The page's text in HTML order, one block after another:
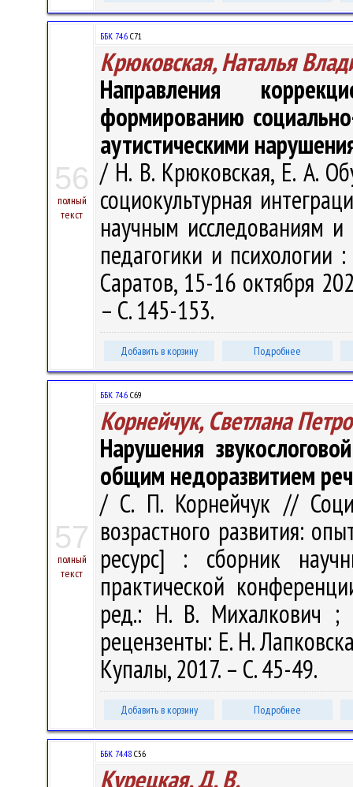
56
полный
текст
ББК 74.6 С71
Крюковская, Наталья
Направления
формированию
аутистическими
/ Н. В. Крюковская, Е. А.
социокультурная
научным исследованиям
педагогики и психологии
Саратов, 15-16 октября
– С. 145-153.
Добавить в корзину Подробнее
57
полный
текст
ББК 74.6 С69
Корнейчук, Светлана
Нарушения
общим недоразвитием
/ С. П. Корнейчук //
возрастного развития:
ресурс] : сборник
практической
ред.: Н. В. Михалкович
рецензенты: Е. Н.
Купалы, 2017. – С. 45-49.
Добавить в корзину Подробнее
ББК 74.48 С56
Курецкая, Д. В.